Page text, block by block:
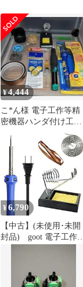
¥4,444
こ*ん様 電子工作等精
密機器ハンダ付け工具
¥6,790
【中古】(未使用･未開
封品) goot 電子工作用
き 半田こて はんだ吸い
取り線 はんだ 40W